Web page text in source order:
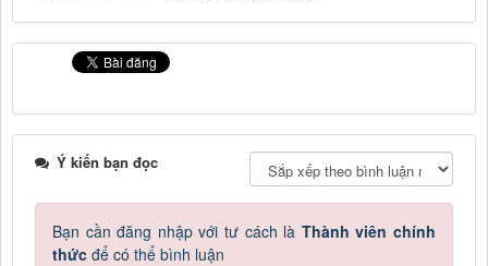
Ý kiến bạn đọc
Bạn cần đăng nhập với tư cách là Thành viên chính
thức để có thể bình luận